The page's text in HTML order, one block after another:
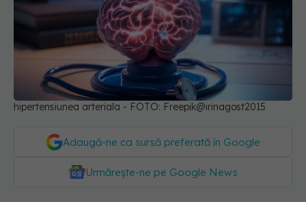
hipertensiunea arteriala - FOTO: Freepik@irinagost2015
Adaugă-ne ca sursă preferată în Google
Urmărește-ne pe Google News